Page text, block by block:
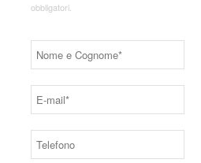
obbligatori.